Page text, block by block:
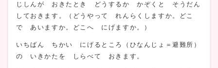
じしんが おきたとき どうするか かぞくと そうだん
しておきます。（どうやって れんらくしますか。どこ
で あいますか。どこへ にげますか。）
いちばん ちかい にげるところ（ひなんじょ＝避難所）
の いきかたを しらべて おきます。